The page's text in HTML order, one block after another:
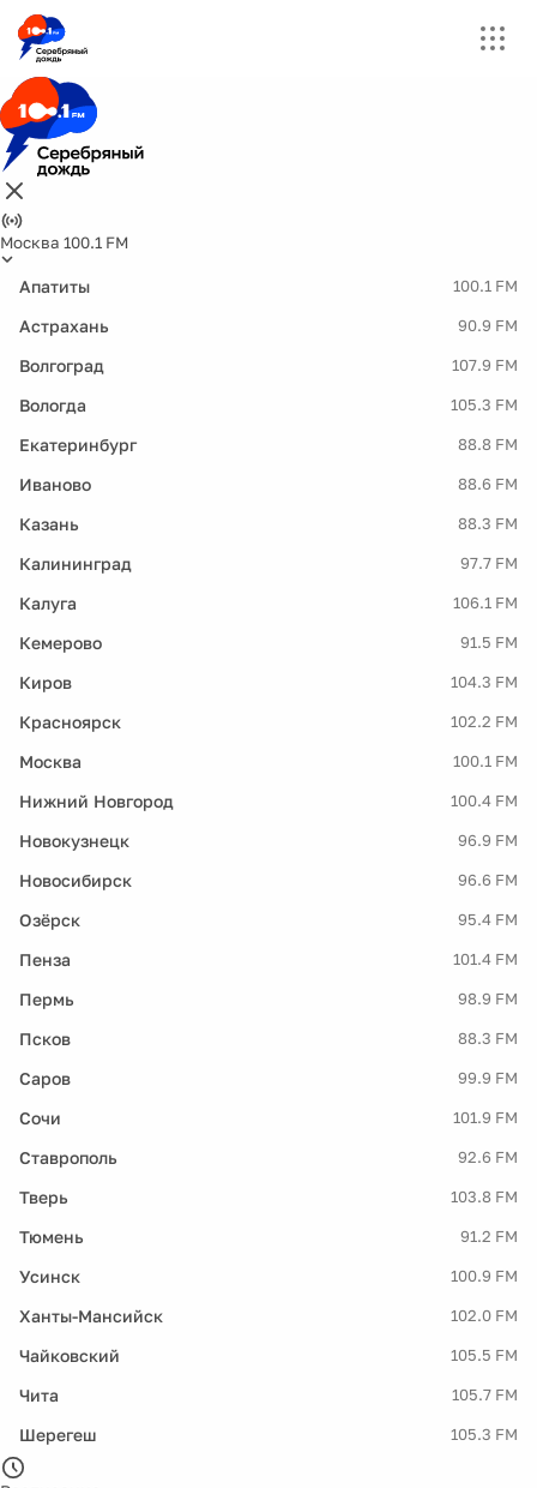
Москва 100.1 FM
Апатиты 100.1 FM
Астрахань 90.9 FM
Волгоград 107.9 FM
Вологда 105.3 FM
Екатеринбург 88.8 FM
Иваново 88.6 FM
Казань 88.3 FM
Калининград 97.7 FM
Калуга 106.1 FM
Кемерово 91.5 FM
Киров 104.3 FM
Красноярск 102.2 FM
Москва 100.1 FM
Нижний Новгород 100.4 FM
Новокузнецк 96.9 FM
Новосибирск 96.6 FM
Озёрск 95.4 FM
Пенза 101.4 FM
Пермь 98.9 FM
Псков 88.3 FM
Саров 99.9 FM
Сочи 101.9 FM
Ставрополь 92.6 FM
Тверь 103.8 FM
Тюмень 91.2 FM
Усинск 100.9 FM
Ханты-Мансийск 102.0 FM
Чайковский 105.5 FM
Чита 105.7 FM
Шерегеш 105.3 FM